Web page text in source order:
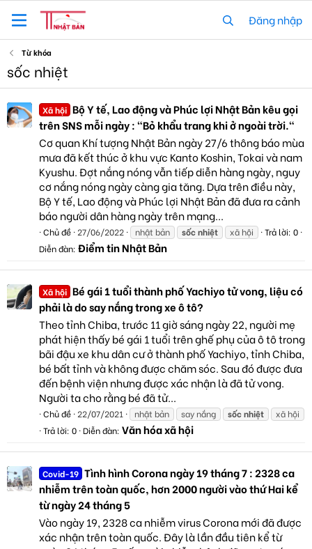
Đăng nhập
Từ khóa
sốc nhiệt
Xã hội Bộ Y tế, Lao động và Phúc lợi Nhật Bản kêu gọi
trên SNS mỗi ngày : "Bỏ khẩu trang khi ở ngoài trời."
Cơ quan Khí tượng Nhật Bản ngày 27/6 thông báo mùa
mưa đã kết thúc ở khu vực Kanto Koshin, Tokai và nam
Kyushu. Đợt nắng nóng vẫn tiếp diễn hàng ngày, nguy
cơ nắng nóng ngày càng gia tăng. Dựa trên điều này,
Bộ Y tế, Lao động và Phúc lợi Nhật Bản đã đưa ra cảnh
báo người dân hàng ngày trên mạng...
Chủ đề 27/06/2022 nhật bản sốcnhiệt xã hội
Trả lời: 0
Diễn đàn: Điểm tin Nhật Bản
Xã hội Bé gái 1 tuổi thành phố Yachiyo tử vong, liệu có
phải là do say nắng trong xe ô tô?
Theo tỉnh Chiba, trước 11 giờ sáng ngày 22, người mẹ
phát hiện thấy bé gái 1 tuổi trên ghế phụ của ô tô trong
bãi đậu xe khu dân cư ở thành phố Yachiyo, tỉnh Chiba,
bé bất tỉnh và không được chăm sóc. Sau đó được đưa
đến bệnh viện nhưng được xác nhận là đã tử vong.
Người ta cho rằng bé đã tử...
Chủ đề 22/07/2021 nhật bản say nắng sốcnhiệt
xã hội
Trả lời: 0 Diễn đàn: Văn hóa xã hội
Covid-19 Tình hình Corona ngày 19 tháng 7 : 2328 ca
nhiễm trên toàn quốc, hơn 2000 người vào thứ Hai kể
từ ngày 24 tháng 5
Vào ngày 19, 2328 ca nhiễm virus Corona mới đã được
xác nhận trên toàn quốc. Đây là lần đầu tiên kể từ